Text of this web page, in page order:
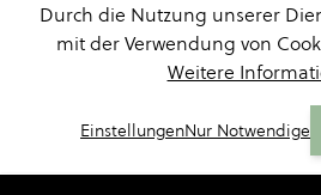
Durch die Nutzung unserer
mit der Verwendung von
Weitere
EinstellungenNur Notwendige